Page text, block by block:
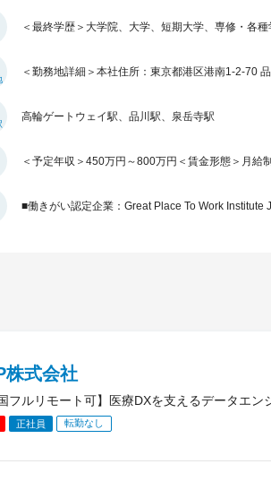
＜最終学歴＞大学院、大学、短期大学、専修・各
＜勤務地詳細＞本社住所：東京都港区港南1-2-70
高輪ゲートウェイ駅、品川駅、泉岳寺駅
＜予定年収＞450万円～800万円＜賃金形態＞月
■働きがい認定企業：Great Place To Work Institute
株式会社
国フルリモート可】医療DXを支えるデータエ
正社員 転勤なし